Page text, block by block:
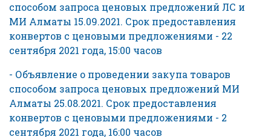
способом запроса ценовых предложений ЛС и
МИ Алматы 15.09.2021. Срок предоставления
конвертов с ценовыми предложениями - 22
сентября 2021 года, 15:00 часов
- Объявление о проведении закупа товаров
способом запроса ценовых предложений МИ
Алматы 25.08.2021. Срок предоставления
конвертов с ценовыми предложениями - 2
сентября 2021 года, 16:00 часов